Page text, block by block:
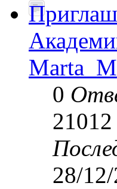
Marta_M
0
21012
28/